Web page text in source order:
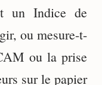
un Indice de
ou mesure-t-
ou la prise
sur le papier